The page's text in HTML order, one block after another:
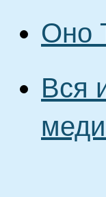
Оно
Вся